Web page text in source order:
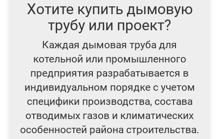
Хотите купить дымовую
трубу или проект?
Каждая дымовая труба для
котельной или промышленного
предприятия разрабатывается в
индивидуальном порядке с учетом
специфики производства, состава
отводимых газов и климатических
особенностей района строительства.